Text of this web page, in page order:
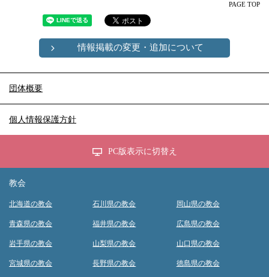
PAGE TOP
情報掲載の変更・追加について
団体概要
個人情報保護方針
PC版表示に切替え
教会
北海道の教会
青森県の教会
岩手県の教会
宮城県の教会
石川県の教会
福井県の教会
山梨県の教会
長野県の教会
岡山県の教会
広島県の教会
山口県の教会
徳島県の教会